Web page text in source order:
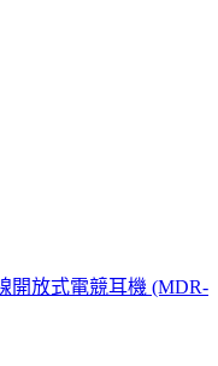
開放式電競耳機 (MDR-